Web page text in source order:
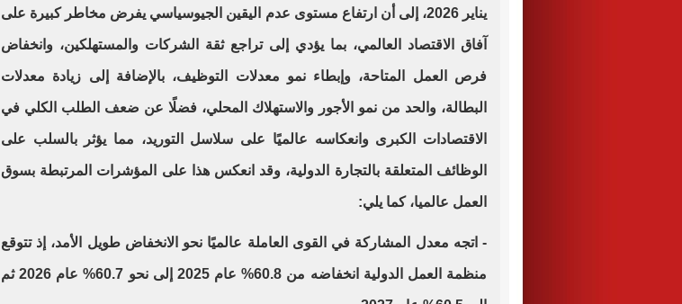
يناير 2026، إلى أن ارتفاع مستوى عدم اليقين الجيوسياسي يفرض مخاطر كبيرة على
آفاق الاقتصاد العالمي، بما يؤدي إلى تراجع ثقة الشركات والمستهلكين، وانخفاض
فرص العمل المتاحة، وإبطاء نمو معدلات التوظيف، بالإضافة إلى زيادة معدلات
البطالة، والحد من نمو الأجور والاستهلاك المحلي، فضلًا عن ضعف الطلب الكلي في
الاقتصادات الكبرى وانعكاسه عالميًا على سلاسل التوريد، مما يؤثر بالسلب على
الوظائف المتعلقة بالتجارة الدولية، وقد انعكس هذا على المؤشرات المرتبطة بسوق
العمل عالميا، كما يلي:
- اتجه معدل المشاركة في القوى العاملة عالميًا نحو الانخفاض طويل الأمد، إذ تتوقع
منظمة العمل الدولية انخفاضه من 60.8% عام 2025 إلى نحو 60.7% عام 2026 ثم